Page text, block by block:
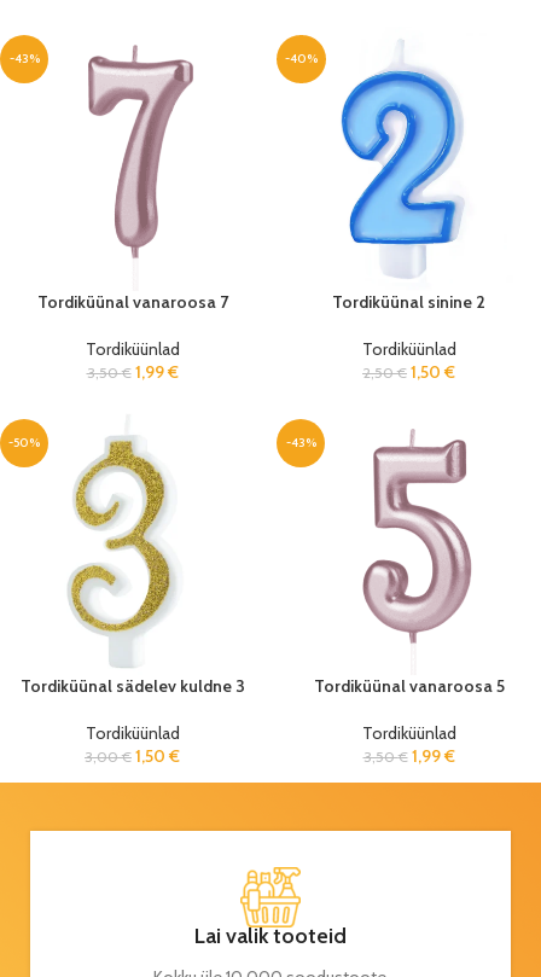
-43%
Tordiküünal vanaroosa 7
Tordiküünlad
3,50€ 1,99€
-40%
Tordiküünal sinine 2
Tordiküünlad
2,50€ 1,50 €
-50%
Tordiküünal sädelev kuldne 3
Tordiküünlad
3,00€ 1,50 €
-43%
Tordiküünal vanaroosa 5
Tordiküünlad
3,50€ 1,99€
Lai valik tooteid